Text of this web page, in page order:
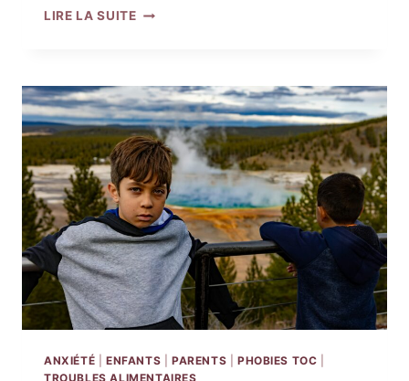
LIRE LA SUITEPROBLÈMES
LES
DIFFICULTÉS
ET
TROUVER
DES
SOLUTIONS
PSYCHOLOGIQUES
ADAPTÉES
ANXIÉTÉ ENFANTS PARENTS PHOBIES TOC
TROUBLES ALIMENTAIRES